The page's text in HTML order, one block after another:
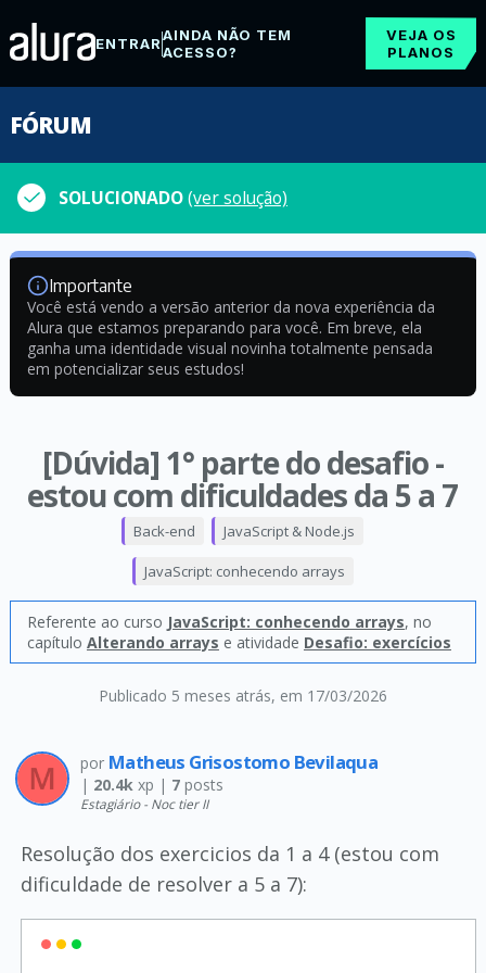
ENTRARAINDA NÃO TEM
ACESSO?
VEJA OS
PLANOS
FÓRUM
SOLUCIONADO(ver solução)
Importante
Você está vendo a versão anterior da nova experiência da
Alura que estamos preparando para você. Em breve, ela
ganha uma identidade visual novinha totalmente pensada
em potencializar seus estudos!
[Dúvida] 1° parte do desafio -
estou com dificuldades da 5 a 7
Publicado 5 meses atrás, em 17/03/2026
Back-end JavaScript & Node.js
JavaScript: conhecendo arrays
Referente ao curso JavaScript: conhecendo arrays, no
capítulo Alterando arrays e atividade Desafio: exercícios
por Matheus Grisostomo Bevilaqua
| 20.4kxp | 7posts
Estagiário - Noc tier II
Resolução dos exercicios da 1 a 4 (estou com
dificuldade de resolver a 5 a 7):